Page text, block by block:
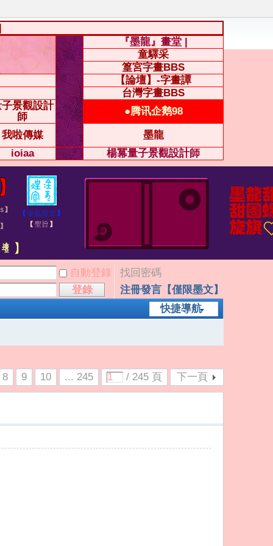
『墨龍』畫堂 |
童驛采
篁宮字畫BBS
【論壇】-字畫譚
台灣字畫BBS
景觀設計
師
●腾讯企鹅98
我啦傳媒
墨龍
ioiaa
楊冪量子景觀設計師
自動登錄
找回密碼
登錄
注冊發言【僅限墨文】
快捷導航
8 9 10 ... 245 / 245 頁 下一頁